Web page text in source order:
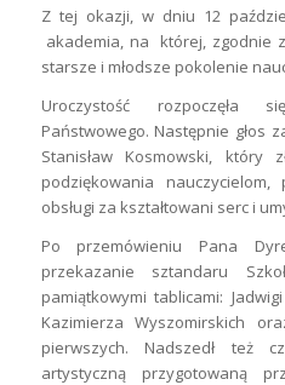
Z tej okazji, w dniu 12
akademia, na której, zgodnie
starsze i młodsze pokolenie
Uroczystość rozpoczęła
Państwowego. Następnie głos
Stanisław Kosmowski, który
podziękowania
obsługi za kształtowani serc i
Po przemówieniu Pana
przekazanie sztandaru
pamiątkowymi tablicami:
Kazimierza Wyszomirskich
pierwszych. Nadszedł też
artystyczną przygotowaną